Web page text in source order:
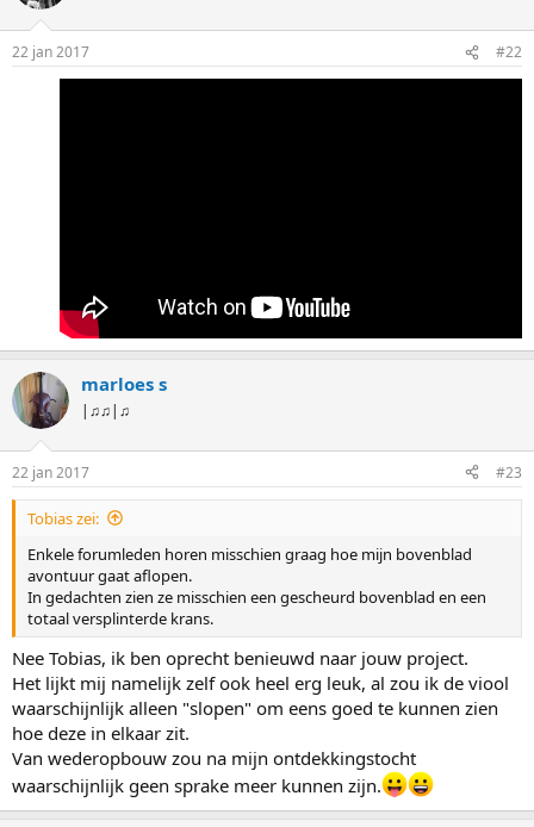
22 jan 2017 #22
marloes s
|♫♫|♫
22 jan 2017 #23
Tobias zei:
Enkele forumleden horen misschien graag hoe mijn bovenblad
avontuur gaat aflopen.
In gedachten zien ze misschien een gescheurd bovenblad en een
totaal versplinterde krans.
Nee Tobias, ik ben oprecht benieuwd naar jouw project.
Het lijkt mij namelijk zelf ook heel erg leuk, al zou ik de viool
waarschijnlijk alleen "slopen" om eens goed te kunnen zien
hoe deze in elkaar zit.
Van wederopbouw zou na mijn ontdekkingstocht
waarschijnlijk geen sprake meer kunnen zijn.